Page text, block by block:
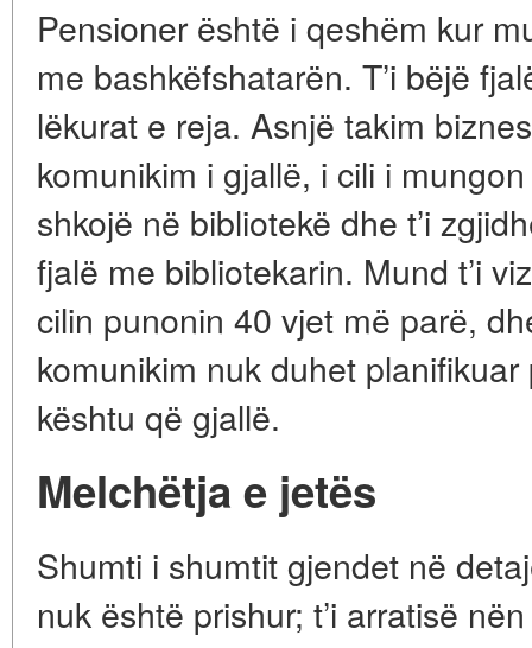
Pensioner është i qeshëm kur
me bashkëfshatarën. T’i bëjë
lëkurat e reja. Asnjë takim
komunikim i gjallë, i cili i
shkojë në bibliotekë dhe t’i
fjalë me bibliotekarin. Mund t’i
cilin punonin 40 vjet më parë,
komunikim nuk duhet
kështu që gjallë.
Melchëtja e jetës
Shumti i shumtit gjendet në
nuk është prishur; t’i arratisë